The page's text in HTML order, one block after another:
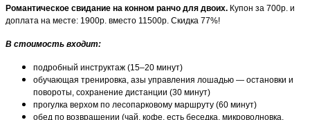
Романтическое свидание на конном ранчо для двоих. Купон за 700р. и
доплата на месте: 1900р. вместо 11500р. Скидка 77%!
В стоимость входит:
подробный инструктаж (15–20 минут)
обучающая тренировка, азы управления лошадью — остановки и
повороты, сохранение дистанции (30 минут)
прогулка верхом по лесопарковому маршруту (60 минут)
обед по возвращении (чай, кофе, есть беседка, микроволновка,